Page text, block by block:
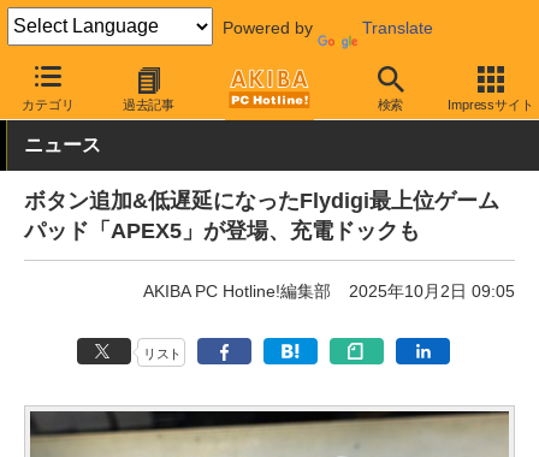
Powered by Translate
カテゴリ 過去記事 検索 Impressサイト
AKIBA PC Hotline! PC周辺機器 ゲーミングデバイス ゲームパ
ニュース
ボタン追加&低遅延になったFlydigi最上位ゲーム
パッド「APEX5」が登場、充電ドックも
AKIBA PC Hotline!編集部 2025年10月2日 09:05
リスト